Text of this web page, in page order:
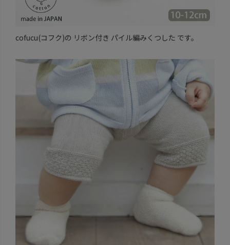
cofucu(コフク)の リボン付き パイル編みくつした です。